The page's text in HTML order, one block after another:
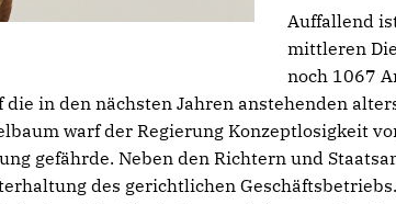
Auffallend
mittleren
noch 1067
in den nächsten Jahren anstehenden
warf der Regierung Konzeptlosigkeit
gefährde. Neben den Richtern und
des gerichtlichen